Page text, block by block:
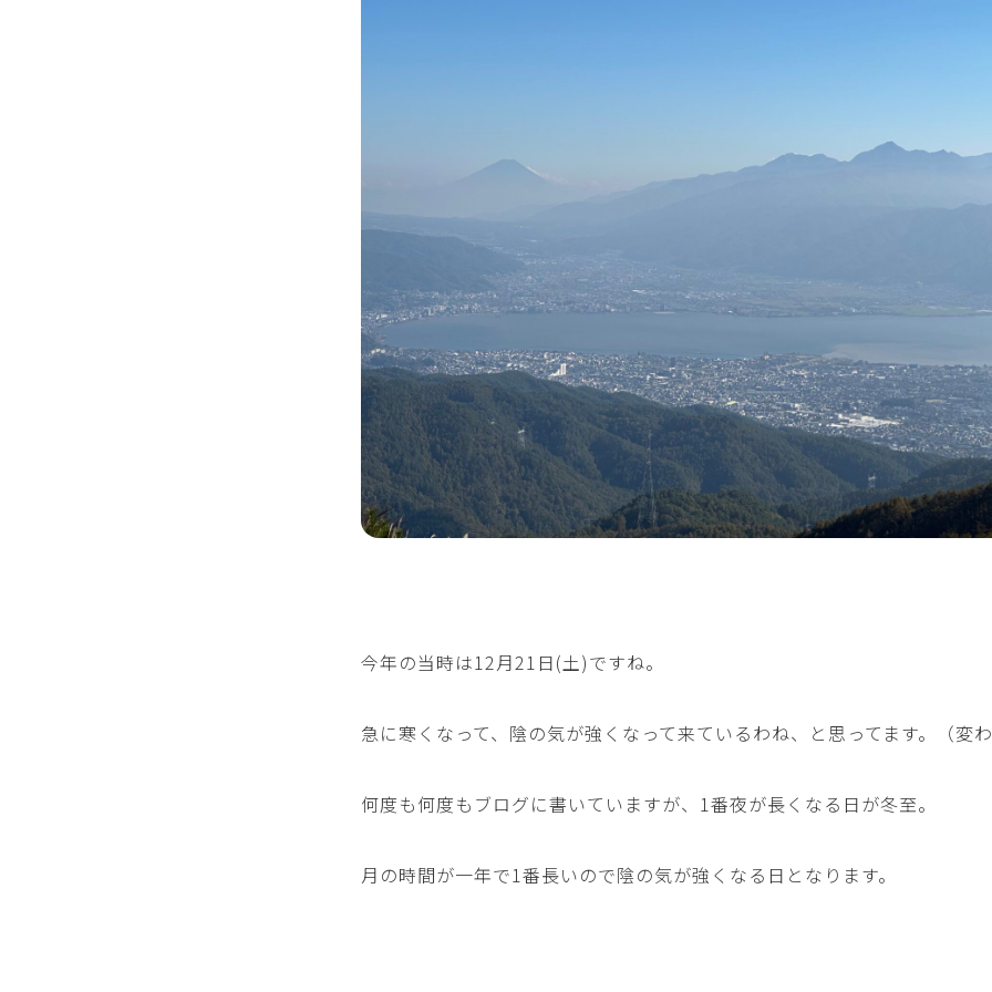
今年の当時は12月21日(土)ですね。
急に寒くなって、陰の気が強くなって来ているわね、と思ってます。（変
何度も何度もブログに書いていますが、1番夜が長くなる日が冬至。
月の時間が一年で1番長いので陰の気が強くなる日となります。